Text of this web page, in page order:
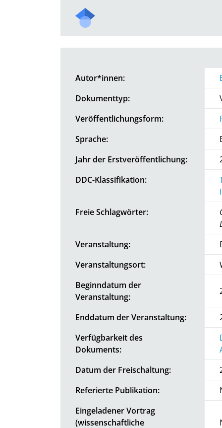
Autor*innen:
Dokumenttyp:
Veröffentlichungsform:
Sprache:
Jahr der Erstveröffentlichung:
DDC-Klassifikation:
Freie Schlagwörter:
Veranstaltung:
Veranstaltungsort:
Beginndatum der
Veranstaltung:
Enddatum der Veranstaltung:
Verfügbarkeit des
Dokuments:
Datum der Freischaltung:
Referierte Publikation:
Eingeladener Vortrag
(wissenschaftliche